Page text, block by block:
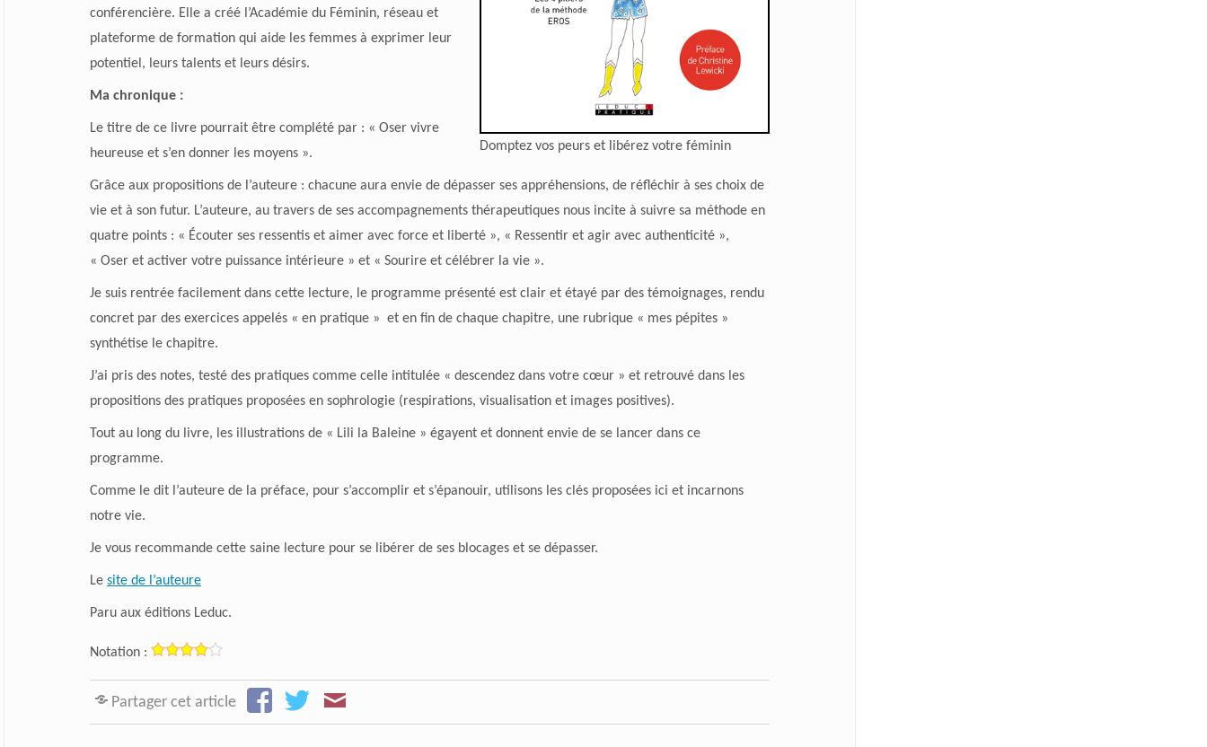
Domptez vos peurs et libérez votre féminin
conférencière. Elle a créé l’Académie du Féminin, réseau et
plateforme de formation qui aide les femmes à exprimer leur
potentiel, leurs talents et leurs désirs.
Ma chronique :
Le titre de ce livre pourrait être complété par : « Oser vivre
heureuse et s’en donner les moyens ».
Grâce aux propositions de l’auteure : chacune aura envie de dépasser ses appréhensions, de réfléchir à ses choix de
vie et à son futur. L’auteure, au travers de ses accompagnements thérapeutiques nous incite à suivre sa méthode en
quatre points : « Écouter ses ressentis et aimer avec force et liberté », « Ressentir et agir avec authenticité »,
« Oser et activer votre puissance intérieure » et « Sourire et célébrer la vie ».
Je suis rentrée facilement dans cette lecture, le programme présenté est clair et étayé par des témoignages, rendu
concret par des exercices appelés « en pratique » et en fin de chaque chapitre, une rubrique « mes pépites »
synthétise le chapitre.
J’ai pris des notes, testé des pratiques comme celle intitulée « descendez dans votre cœur » et retrouvé dans les
propositions des pratiques proposées en sophrologie (respirations, visualisation et images positives).
Tout au long du livre, les illustrations de « Lili la Baleine » égayent et donnent envie de se lancer dans ce
programme.
Comme le dit l’auteure de la préface, pour s’accomplir et s’épanouir, utilisons les clés proposées ici et incarnons
notre vie.
Je vous recommande cette saine lecture pour se libérer de ses blocages et se dépasser.
Le site de l’auteure
Paru aux éditions Leduc.
Notation :
Partager cet article